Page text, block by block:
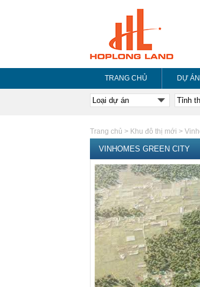
TRANG CHỦ DỰ
Trang chủ > Khu đô thị mới >
VINHOMES GREEN CITY